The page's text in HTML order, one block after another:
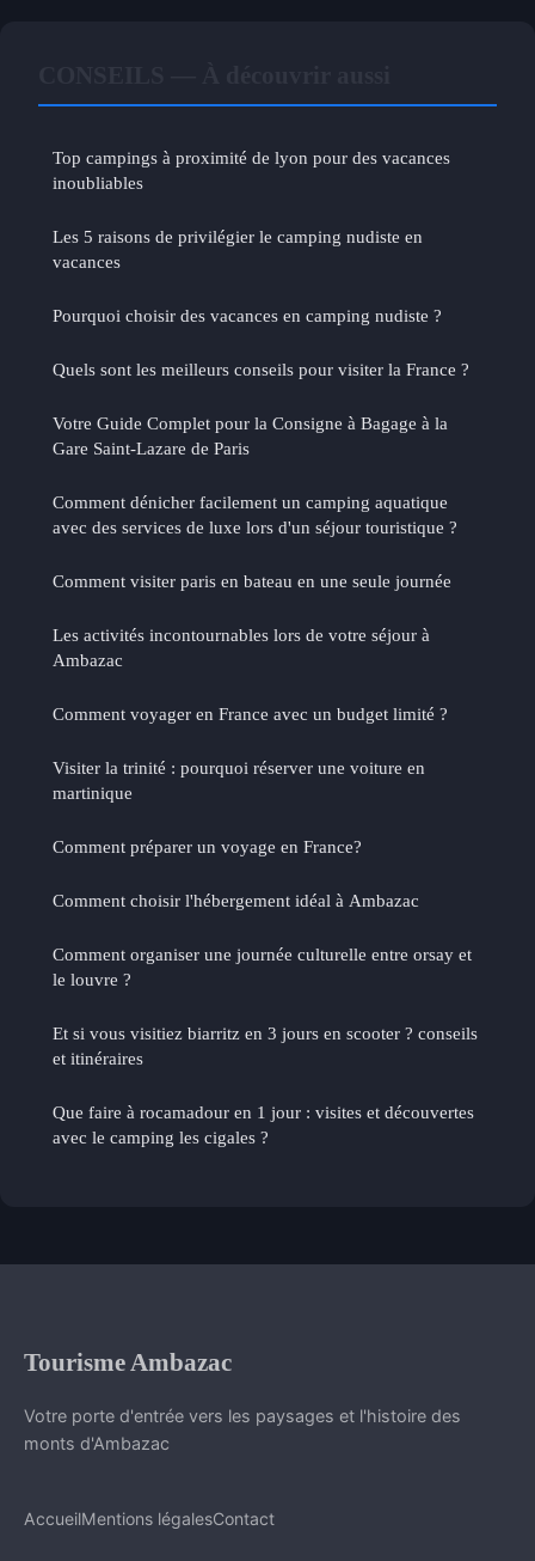
Top campings à proximité de lyon pour des vacances
inoubliables
Les 5 raisons de privilégier le camping nudiste en
vacances
Pourquoi choisir des vacances en camping nudiste ?
Quels sont les meilleurs conseils pour visiter la France ?
Votre Guide Complet pour la Consigne à Bagage à la
Gare Saint-Lazare de Paris
Comment dénicher facilement un camping aquatique
avec des services de luxe lors d'un séjour touristique ?
Comment visiter paris en bateau en une seule journée
Les activités incontournables lors de votre séjour à
Ambazac
Comment voyager en France avec un budget limité ?
Visiter la trinité : pourquoi réserver une voiture en
martinique
Comment préparer un voyage en France?
Comment choisir l'hébergement idéal à Ambazac
Comment organiser une journée culturelle entre orsay et
le louvre ?
Et si vous visitiez biarritz en 3 jours en scooter ? conseils
et itinéraires
Que faire à rocamadour en 1 jour : visites et découvertes
avec le camping les cigales ?
Tourisme Ambazac
Votre porte d'entrée vers les paysages et l'histoire des
monts d'Ambazac
AccueilMentions légalesContact